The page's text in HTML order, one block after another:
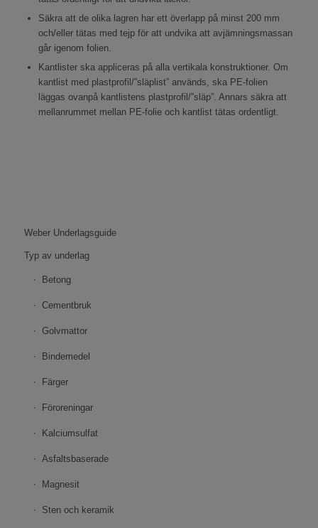
Säkra att de olika lagren har ett överlapp på minst 200 mm
och/eller tätas med tejp för att undvika att avjämningsmassan
går igenom folien.
Kantlister ska appliceras på alla vertikala konstruktioner. Om
kantlist med plastprofil/”släplist” används, ska PE-folien
läggas ovanpå kantlistens plastprofil/”släp”. Annars säkra att
mellanrummet mellan PE-folie och kantlist tätas ordentligt.
Weber Underlagsguide
Typ av underlag
Betong
Cementbruk
Golvmattor
Bindemedel
Färger
Föroreningar
Kalciumsulfat
Asfaltsbaserade
Magnesit
Sten och keramik